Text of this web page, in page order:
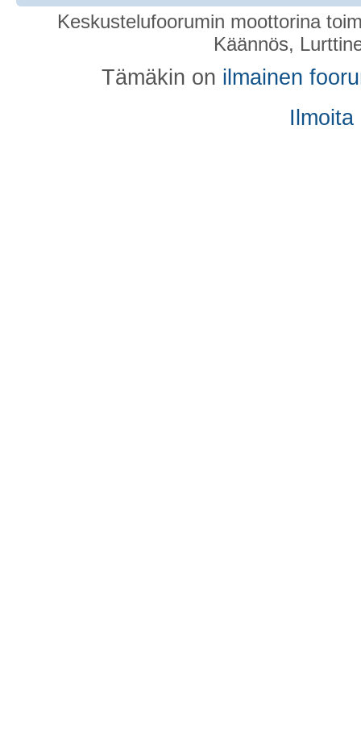
Keskustelufoorumin moottorina
Käännös,
Tämäkin on ilmainen